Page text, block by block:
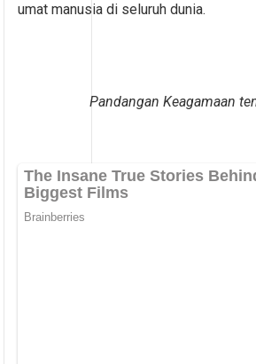
umat manusia di seluruh dunia.
Pandangan Keagamaan